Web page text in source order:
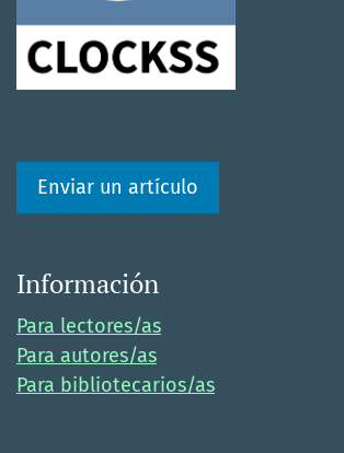
Enviar un artículo
Información
Para lectores/as
Para autores/as
Para bibliotecarios/as